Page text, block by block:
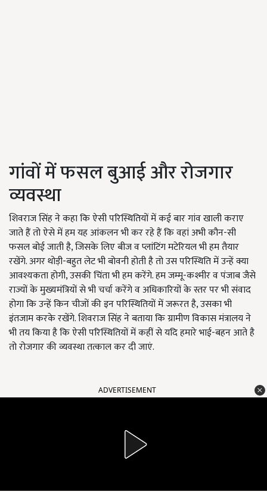
गांवों में फसल बुआई और रोजगार
व्यवस्था
शिवराज सिंह ने कहा कि ऐसी परिस्थितियों में कई बार गांव खाली कराए
जाते हैं तो ऐसे में हम यह आंकलन भी कर रहे हैं कि वहां अभी कौन-सी
फसल बोई जाती है, जिसके लिए बीज व प्लांटिंग मटेरियल भी हम तैयार
रखेंगे. अगर थोड़ी-बहुत लेट भी बोवनी होती है तो उस परिस्थिति में उन्हें क्या
आवश्यकता होगी, उसकी चिंता भी हम करेंगे. हम जम्मू-कश्मीर व पंजाब जैसे
राज्यों के मुख्यमंत्रियों से भी चर्चा करेंगे व अधिकारियों के स्तर पर भी संवाद
होगा कि उन्हें किन चीजों की इन परिस्थितियों में जरूरत है, उसका भी
इंतजाम करके रखेंगे. शिवराज सिंह ने बताया कि ग्रामीण विकास मंत्रालय ने
भी तय किया है कि ऐसी परिस्थितियों में कहीं से यदि हमारे भाई-बहन आते है
तो रोजगार की व्यवस्था तत्काल कर दी जाएं.
ADVERTISEMENT